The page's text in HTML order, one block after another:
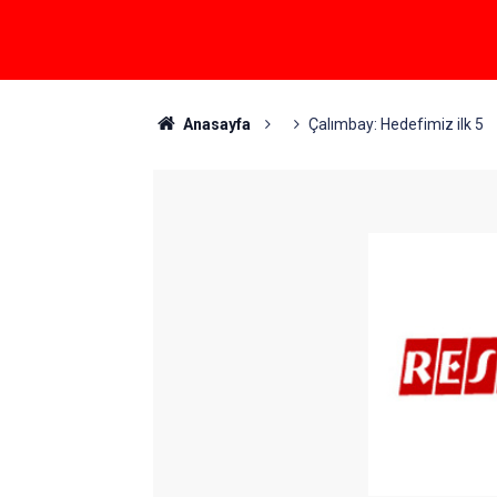
Anasayfa Çalımbay: Hedefimiz ilk 5